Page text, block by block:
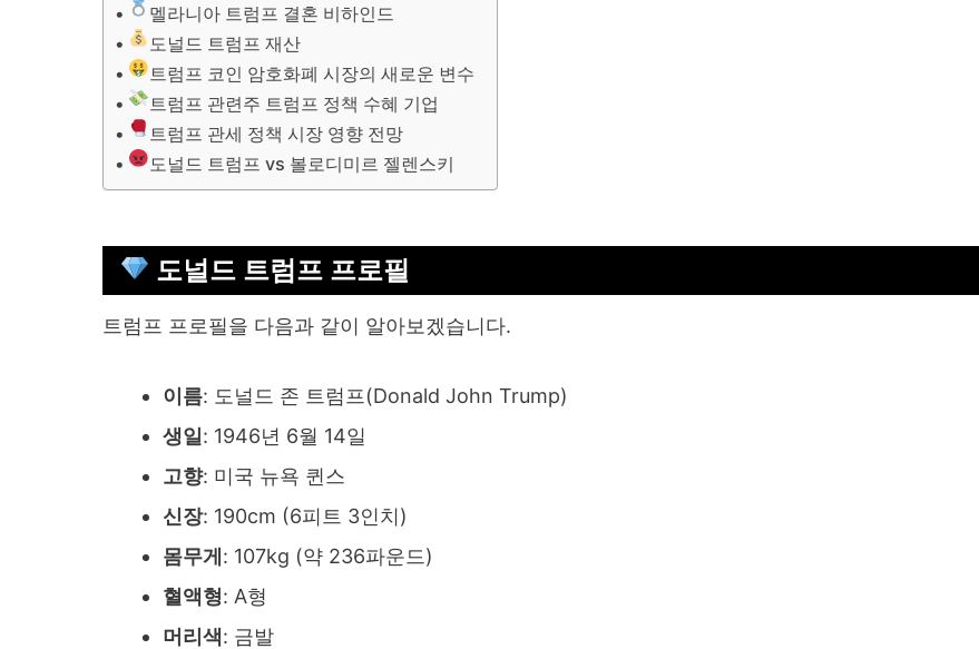
멜라니아 트럼프 결혼 비하인드
도널드 트럼프 재산
트럼프 코인 암호화폐 시장의 새로운 변수
트럼프 관련주 트럼프 정책 수혜 기업
트럼프 관세 정책 시장 영향 전망
도널드 트럼프 vs 볼로디미르 젤렌스키
도널드 트럼프 프로필
트럼프 프로필을 다음과 같이 알아보겠습니다.
이름: 도널드 존 트럼프(Donald John Trump)
생일: 1946년 6월 14일
고향: 미국 뉴욕 퀸스
신장: 190cm (6피트 3인치)
몸무게: 107kg (약 236파운드)
혈액형: A형
머리색: 금발